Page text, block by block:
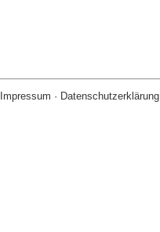
Impressum · Datenschutzerklärung